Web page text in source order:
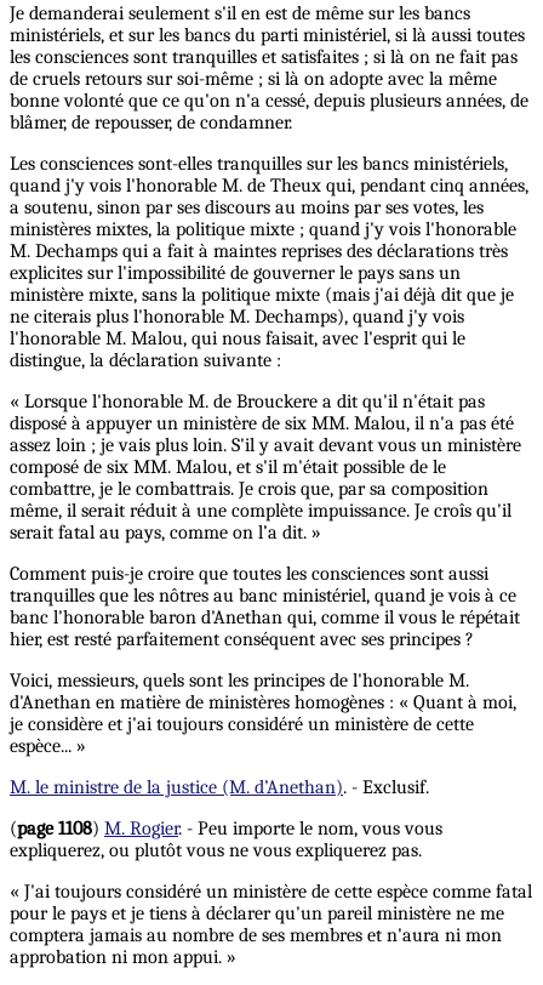
Je demanderai seulement s'il en est de même sur les bancs
ministériels, et sur les bancs du parti ministériel, si là aussi toutes
les consciences sont tranquilles et satisfaites ; si là on ne fait pas
de cruels retours sur soi-même ; si là on adopte avec la même
bonne volonté que ce qu'on n'a cessé, depuis plusieurs années, de
blâmer, de repousser, de condamner.
Les consciences sont-elles tranquilles sur les bancs ministériels,
quand j'y vois l'honorable M. de Theux qui, pendant cinq années,
a soutenu, sinon par ses discours au moins par ses votes, les
ministères mixtes, la politique mixte ; quand j'y vois l'honorable
M. Dechamps qui a fait à maintes reprises des déclarations très
explicites sur l'impossibilité de gouverner le pays sans un
ministère mixte, sans la politique mixte (mais j'ai déjà dit que je
ne citerais plus l'honorable M. Dechamps), quand j'y vois
l'honorable M. Malou, qui nous faisait, avec l'esprit qui le
distingue, la déclaration suivante :
« Lorsque l'honorable M. de Brouckere a dit qu'il n'était pas
disposé à appuyer un ministère de six MM. Malou, il n'a pas été
assez loin ; je vais plus loin. S'il y avait devant vous un ministère
composé de six MM. Malou, et s'il m'était possible de le
combattre, je le combattrais. Je crois que, par sa composition
même, il serait réduit à une complète impuissance. Je croîs qu'il
serait fatal au pays, comme on l’a dit. »
Comment puis-je croire que toutes les consciences sont aussi
tranquilles que les nôtres au banc ministériel, quand je vois à ce
banc l'honorable baron d'Anethan qui, comme il vous le répétait
hier, est resté parfaitement conséquent avec ses principes ?
Voici, messieurs, quels sont les principes de l'honorable M.
d'Anethan en matière de ministères homogènes : « Quant à moi,
je considère et j'ai toujours considéré un ministère de cette
espèce... »
M. le ministre de la justice (M. d’Anethan). - Exclusif.
(page 1108) M. Rogier. - Peu importe le nom, vous vous
expliquerez, ou plutôt vous ne vous expliquerez pas.
« J'ai toujours considéré un ministère de cette espèce comme fatal
pour le pays et je tiens à déclarer qu'un pareil ministère ne me
comptera jamais au nombre de ses membres et n'aura ni mon
approbation ni mon appui. »